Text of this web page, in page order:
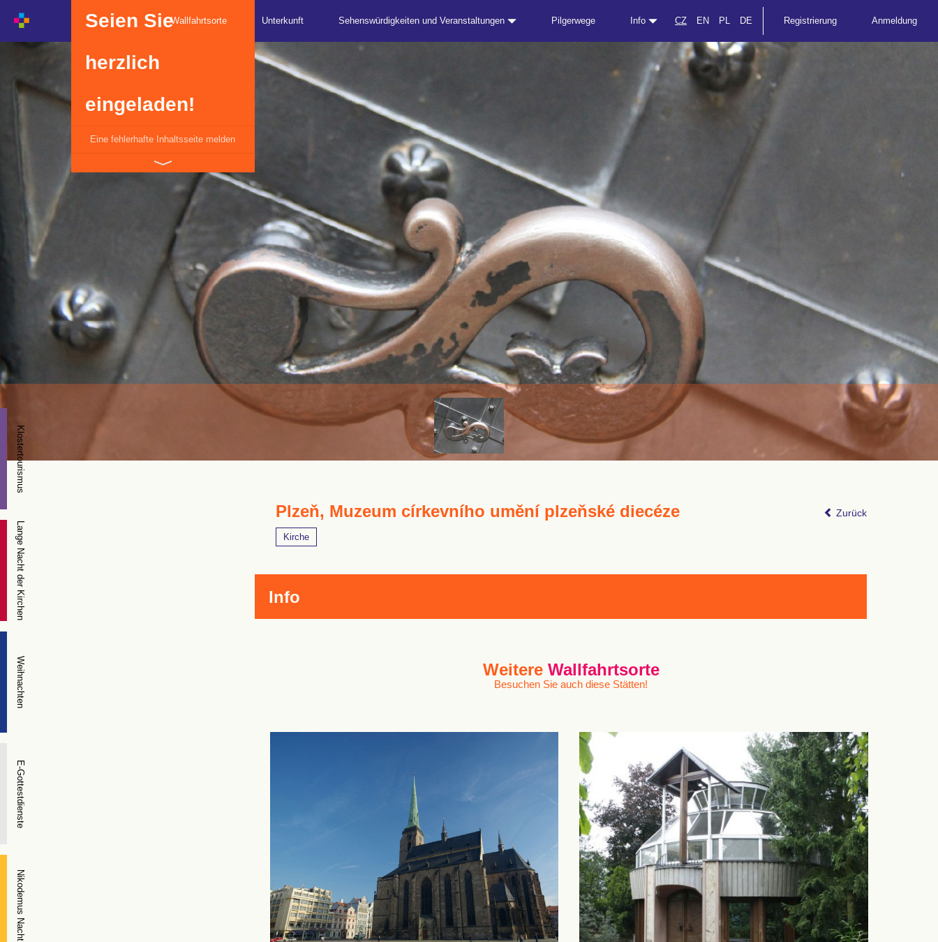
Seien Sie
herzlich
eingeladen!
Eine fehlerhafte Inhaltsseite melden
Wallfahrtsorte Unterkunft Sehenswürdigkeiten und Veranstaltungen Pilgerwege Info CZ EN PL DE Registrierung Anmeldung
Plzeň, Muzeum církevního umění plzeňské diecéze Zurück
Kirche
Info
Weitere Wallfahrtsorte
Besuchen Sie auch diese Stätten!
Klostertourismus
Nikodemus Nacht
Lange Nacht der Kirchen
Weihnachten
E-Gottestdienste